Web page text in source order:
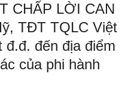
CHẤP LỜI CAN
TĐT TQLC Việt
đ.đ. đến địa điểm
của phi hành